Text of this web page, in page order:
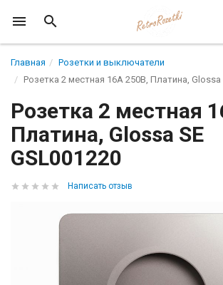
Главная
Розетки и выключатели
Розетка 2 местная 16А 250В, Платина, Glossa
Розетка 2 местная
Платина, Glossa SE
GSL001220
Написать отзыв